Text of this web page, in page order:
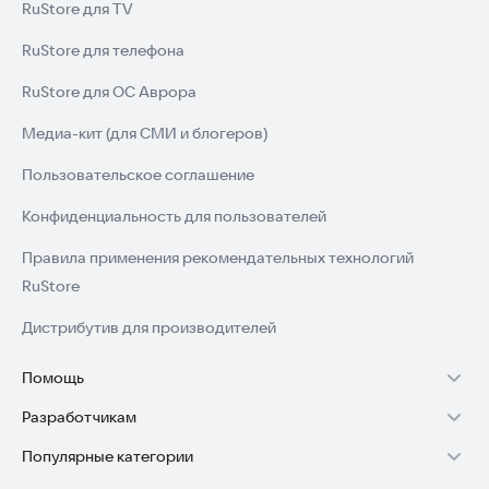
RuStore для TV
RuStore для телефона
RuStore для ОС Аврора
Медиа-кит (для СМИ и блогеров)
Пользовательское соглашение
Конфиденциальность для пользователей
Правила применения рекомендательных технологий
RuStore
Дистрибутив для производителей
Помощь
Установка RuStore на TV
Установка RuStore на телефон
Разработчикам
Зарабатывать с RuStore
Популярные категории